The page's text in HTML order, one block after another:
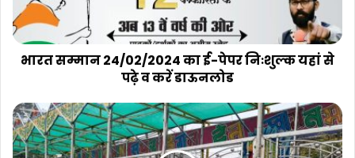
निःशुल्क
यहां
से
पढ़े
डाऊनलोड
भारत सम्मान 24/02/2024 का ई-पेपर निःशुल्क यहां से
पढ़े व करें डाऊनलोड
सज
गया
डोंढ़की